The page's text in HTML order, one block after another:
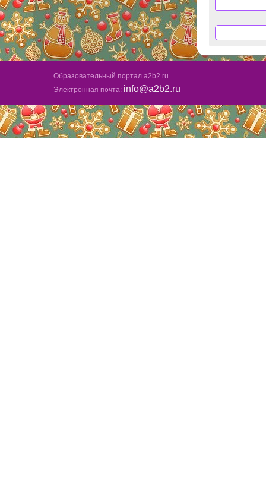
Образовательный портал a2b2.ru
Электронная почта: info@a2b2.ru